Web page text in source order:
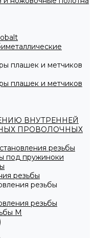
плашек и метчиков
плашек и метчиков
ВНУТРЕННЕЙ
ПРОВОЛОЧНЫХ
резьбы
под пружиноки
резьбы
резьбы
резьбы
M